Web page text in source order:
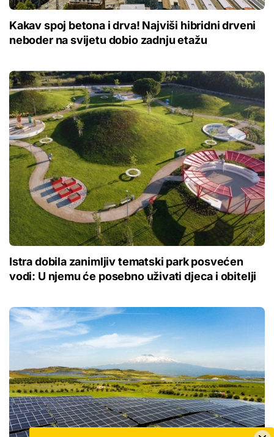
Kakav spoj betona i drva! Najviši hibridni drveni
neboder na svijetu dobio zadnju etažu
Istra dobila zanimljiv tematski park posvećen
vodi: U njemu će posebno uživati djeca i obitelji